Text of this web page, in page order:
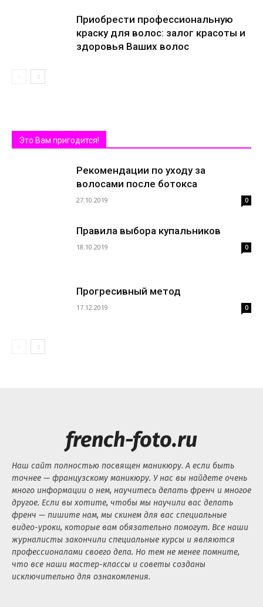
Приобрести профессиональную
краску для волос: залог красоты и
здоровья Ваших волос
Это Вам пригодится!
Рекомендации по уходу за
волосами после ботокса
27.10.2019 0
Правила выбора купальников
18.10.2019 0
Прогресивный метод
17.12.2019 0
french-foto.ru
Наш сайт полностью посвящен маникюру. А если быть
точнее — французскому маникюру. У нас вы найдете очень
много информации о нем, научитесь делать френч и многое
другое. Если вы хотите, чтобы мы научили вас делать
френч — пишите нам, мы скинем для вас специальные
видео-уроки, которые вам обязательно помогут. Все наши
журналисты закончили специальные курсы и являются
профессионалами своего дела. Но тем не менее помните,
что все наши мастер-классы и советы созданы
исключительно для ознакомления.